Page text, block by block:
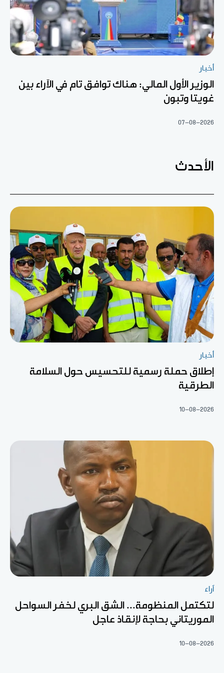
أخبار
الوزير الأول المالي: هناك توافق تام في الآراء بين
غويتا وتبون
07-08-2026
الأحدث
أخبار
إطلاق حملة رسمية للتحسيس حول السلامة
الطرقية
10-08-2026
آراء
لتكتمل المنظومة... الشق البري لخفر السواحل
الموريتاني بحاجة لإنقاذ عاجل
10-08-2026